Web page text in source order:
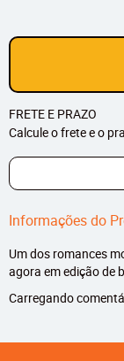
FRETE E PRAZO
Calcule o frete e o
Informações do
Um dos romances
agora em edição de
Carregando